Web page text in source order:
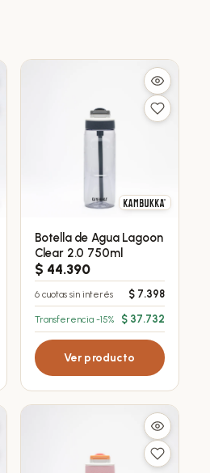
Botella de Agua Lagoon
Clear 2.0 750ml
$ 44.390
6 cuotas sin interés $7.398
Transferencia -15% $37.732
Ver producto